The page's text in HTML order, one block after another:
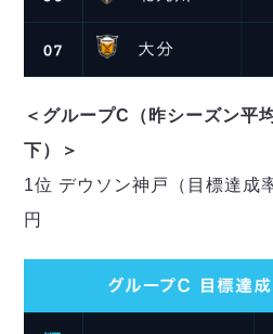
＜グループC（昨シーズン平
下）＞
1位 デウソン神戸（目標達成
円